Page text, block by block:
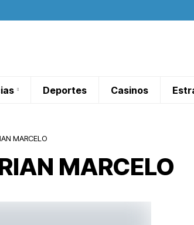
Deportes Casinos
MARCELO
MARCELO